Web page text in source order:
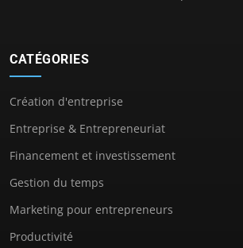
CATÉGORIES
Création d'entreprise
Entreprise & Entrepreneuriat
Financement et investissement
Gestion du temps
Marketing pour entrepreneurs
Productivité